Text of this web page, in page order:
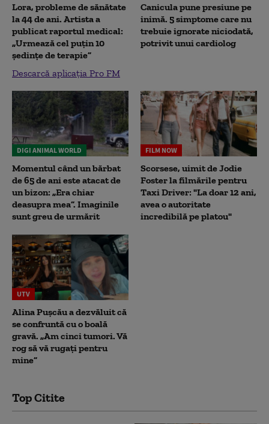
Lora, probleme de sănătate
la 44 de ani. Artista a
publicat raportul medical:
„Urmează cel puțin 10
ședințe de terapie”
Descarcă aplicația Pro FM
Canicula pune presiune pe
inimă. 5 simptome care nu
trebuie ignorate niciodată,
potrivit unui cardiolog
DIGI ANIMAL WORLD
Momentul când un bărbat
de 65 de ani este atacat de
un bizon: „Era chiar
deasupra mea”. Imaginile
sunt greu de urmărit
FILM NOW
Scorsese, uimit de Jodie
Foster la filmările pentru
Taxi Driver: "La doar 12 ani,
avea o autoritate
incredibilă pe platou"
UTV
Alina Pușcău a dezvăluit că
se confruntă cu o boală
gravă. „Am cinci tumori. Vă
rog să vă rugați pentru
mine”
Top Citite